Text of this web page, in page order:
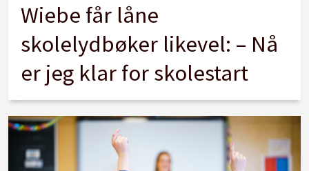
Wiebe får låne
skolelydbøker likevel: – Nå
er jeg klar for skolestart